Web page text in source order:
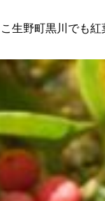
生野町黒川でも紅